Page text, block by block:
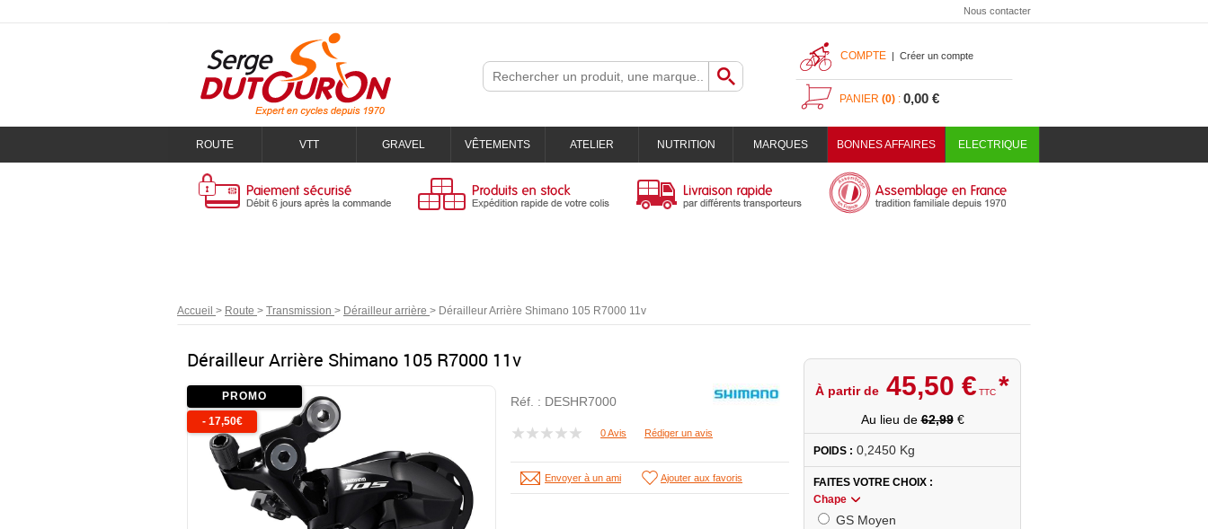
Nous contacter
COMPTE | Créer un compte
PANIER (0) : 0,00 €
ROUTE VTT GRAVEL VÊTEMENTS ATELIER NUTRITION MARQUES BONNES AFFAIRES ELECTRIQUE
Accueil > Route > Transmission > Dérailleur arrière > Dérailleur Arrière Shimano 105 R7000 11v
Dérailleur Arrière Shimano 105 R7000 11v
PROMO
- 17,50€
Réf. : DESHR7000
0 Avis Rédiger un avis
Envoyer à un ami Ajouter aux favoris
À partir de 45,50 € TTC *
Au lieu de62,99€
POIDS : 0,2450 Kg
FAITES VOTRE CHOIX
Chape
GS Moyen